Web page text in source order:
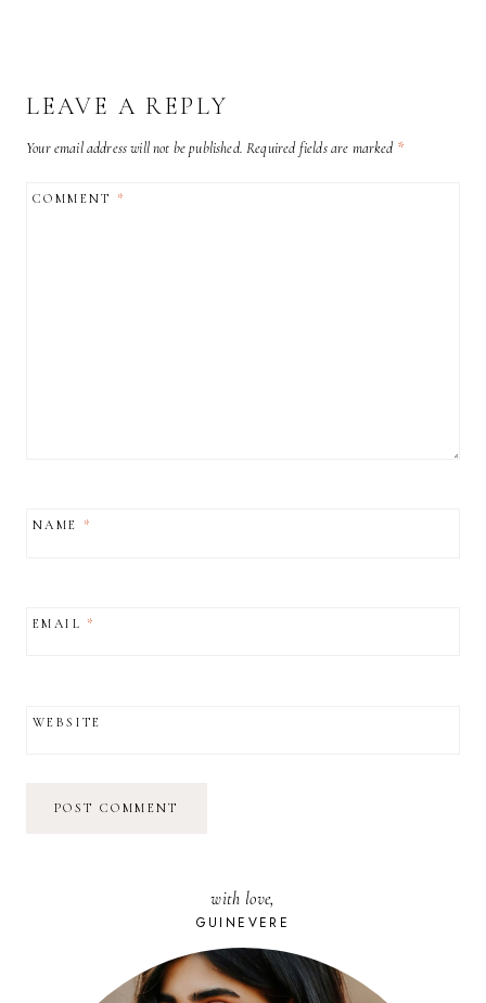
LEAVE A REPLY
Your email address will not be published. Required fields are marked *
COMMENT*
NAME *
EMAIL*
WEBSITE
with love,
GUINEVERE